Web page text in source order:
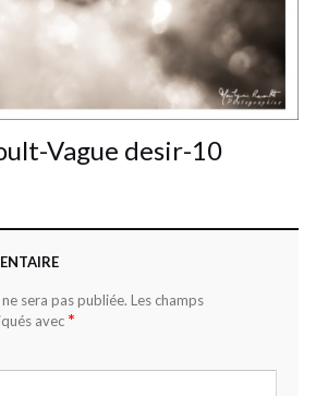
Vague desir-10
sera pas publiée. Les champs
avec *